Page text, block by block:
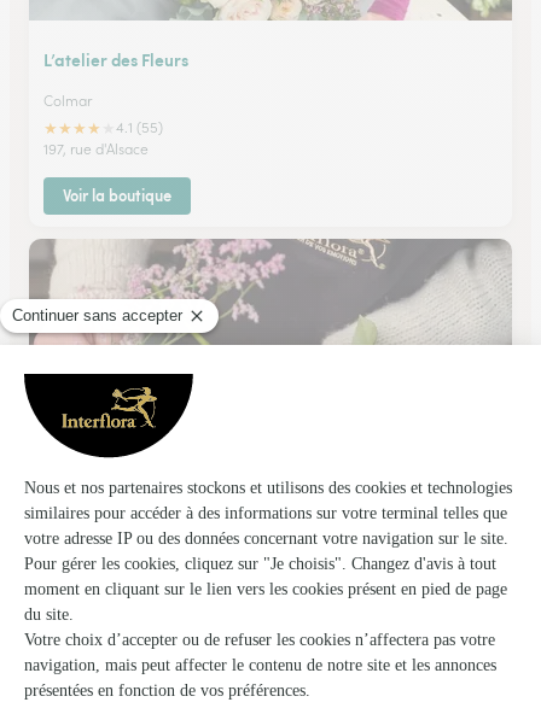
L’atelier des Fleurs
Colmar
★★★★
4.1 (55)
197, rue d'Alsace
Voir la boutique
Fleurs Alexandra
Chatenois
★★★★★4.2 (41)
46, rue Marechal Foch
Voir la boutique